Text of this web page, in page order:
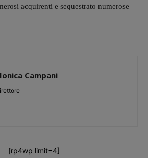
acquirenti e sequestrato numerose
Campani
[rp4wp limit=4]